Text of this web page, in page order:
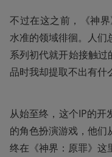
不过在这之前，《神
水准的领域徘徊。人们
系列初代就开始接触
品时我却提取不出有什
从始至终，这个IP的开
的角色扮演游戏，他
终在《神界：原罪》这